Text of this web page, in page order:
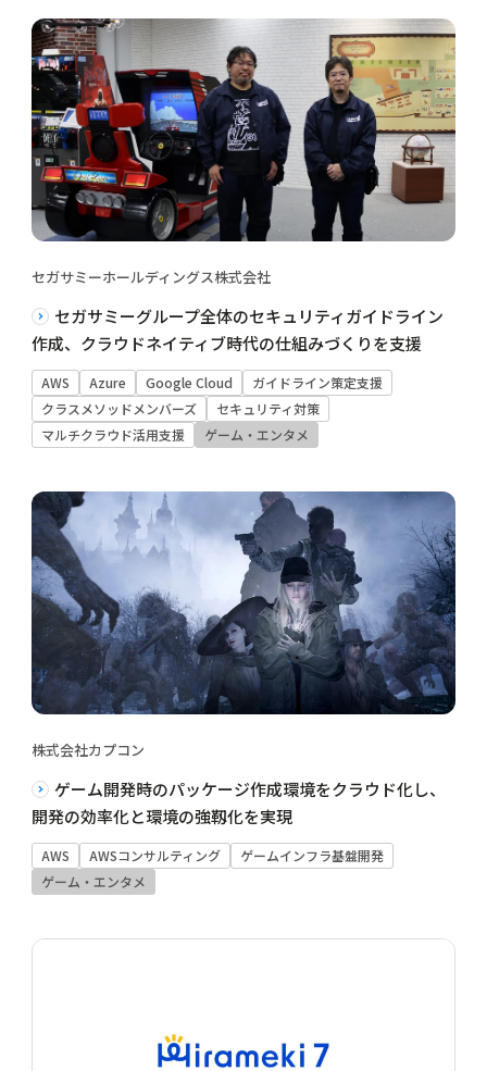
セガサミーホールディングス株式会社
セガサミーグループ全体のセキュリティガイドライン
作成、クラウドネイティブ時代の仕組みづくりを支援
AWS Azure Google Cloud
ガイドライン策定支援
クラスメソッドメンバーズ
セキュリティ対策
マルチクラウド活用支援
ゲーム・エンタメ
株式会社カプコン
ゲーム開発時のパッケージ作成環境をクラウド化し、
開発の効率化と環境の強靱化を実現
AWS AWSコンサルティング
ゲームインフラ基盤開発
ゲーム・エンタメ